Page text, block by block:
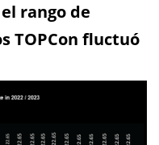
rango de
TOPCon fluctuó